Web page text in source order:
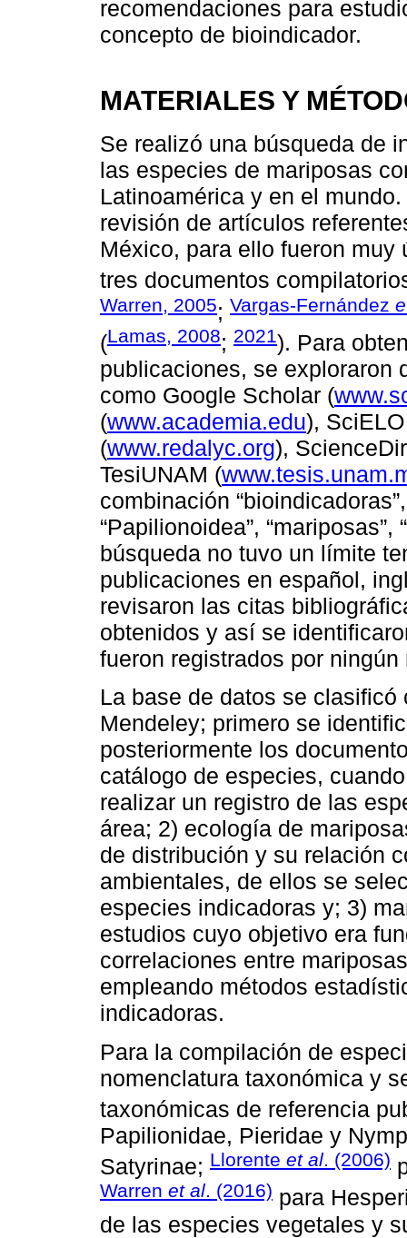
recomendaciones para
concepto de bioindicador.
MATERIALES Y
Se realizó una búsqueda de
las especies de mariposas
Latinoamérica y en el
revisión de artículos
México, para ello fueron
tres documentos
Warren, 2005; Vargas-Fernández
(Lamas, 2008; 2021). Para
publicaciones, se exploraron
como Google Scholar (
(www.academia.edu),
(www.redalyc.org),
TesiUNAM (
combinación
“Papilionoidea”, “mariposas”,
búsqueda no tuvo un límite
publicaciones en español,
revisaron las citas
obtenidos y así se
fueron registrados por
La base de datos se
Mendeley; primero se
posteriormente los
catálogo de especies,
realizar un registro de las
área; 2) ecología de
de distribución y su relación
ambientales, de ellos se
especies indicadoras y; 3)
estudios cuyo objetivo era
correlaciones entre
empleando métodos
indicadoras.
Para la compilación de
nomenclatura taxonómica y
taxonómicas de referencia
Papilionidae, Pieridae y
Satyrinae; Llorente et al. (2006)
Warren et al. (2016) para
de las especies vegetales y